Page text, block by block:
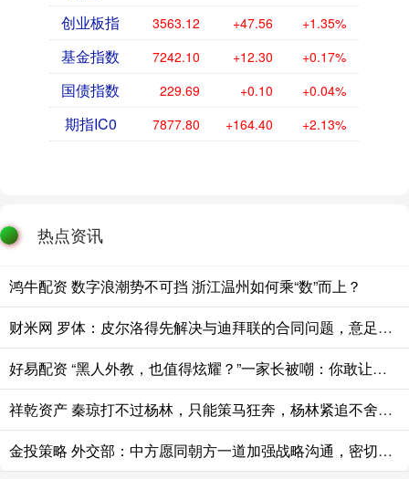
创业板指 3563.12 +47.56 +1.35%
基金指数 7242.10 +12.30 +0.17%
国债指数 229.69 +0.10 +0.04%
期指IC0 7877.80 +164.40 +2.13%
热点资讯
鸿牛配资 数字浪潮势不可挡 浙江温州如何乘“数”而上？
财米网 罗体：皮尔洛得先解决与迪拜联的合同问题，意足协已踩下刹车
好易配资 “黑人外教，也值得炫耀？”一家长被嘲：你敢让他这样抱你女儿？
祥乾资产 秦琼打不过杨林，只能策马狂奔，杨林紧追不舍。危急时刻冲出一条大汉，铁
金投策略 外交部：中方愿同朝方一道加强战略沟通，密切交往合作